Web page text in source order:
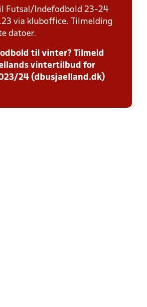
Futsal/Indefodbold 23-24
via kluboffice. Tilmelding
datoer.
til vinter? Tilmeld
vintertilbud for
24 (dbusjaelland.dk)